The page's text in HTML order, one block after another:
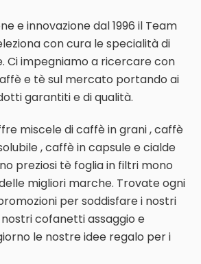
e innovazione dal 1996 il Team
con cura le specialità di
Ci impegniamo a ricercare con
e tè sul mercato portando ai
garantiti e di qualità.
miscele di caffè in grani , caffè
, caffè in capsule e cialde
preziosi tè foglia in filtri mono
migliori marche. Trovate ogni
per soddisfare i nostri
cofanetti assaggio e
le nostre idee regalo per i